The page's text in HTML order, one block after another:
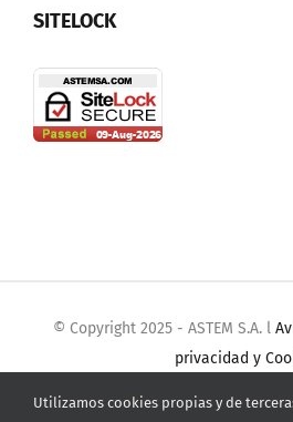
SITELOCK
© Copyright 2025 - ASTEM S.A. l
privacidad y
Utilizamos cookies propias y de